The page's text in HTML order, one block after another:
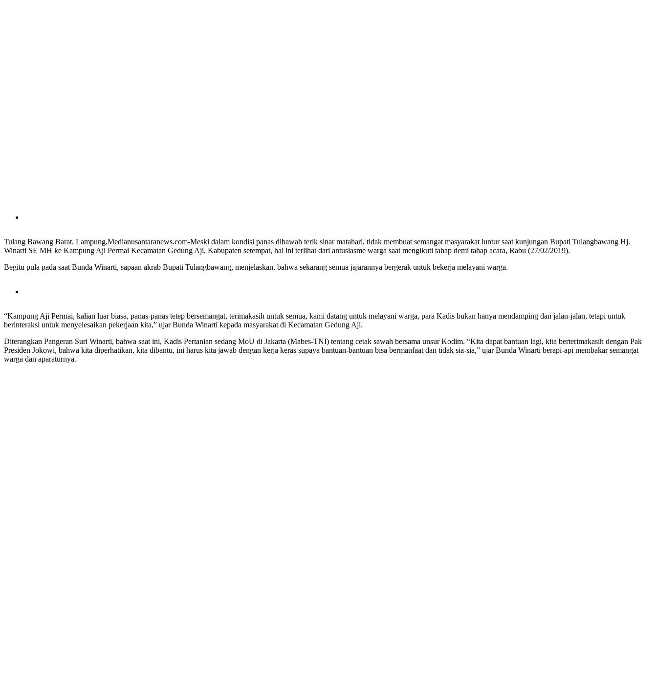
Tulang Bawang Barat, Lampung,Medianusantaranews.com-Meski dalam kondisi panas dibawah terik sinar matahari, tidak membuat semangat masyarakat luntur saat kunjungan Bupati Tulangbawang Hj.
Winarti SE MH ke Kampung Aji Permai Kecamatan Gedung Aji, Kabupaten setempat, hal ini terlihat dari antusiasme warga saat mengikuti tahap demi tahap acara, Rabu (27/02/2019).
Begitu pula pada saat Bunda Winarti, sapaan akrab Bupati Tulangbawang, menjelaskan, bahwa sekarang semua jajarannya bergerak untuk bekerja melayani warga.
“Kampung Aji Permai, kalian luar biasa, panas-panas tetep bersemangat, terimakasih untuk semua, kami datang untuk melayani warga, para Kadis bukan hanya mendamping dan jalan-jalan, tetapi untuk
berinteraksi untuk menyelesaikan pekerjaan kita,” ujar Bunda Winarti kepada masyarakat di Kecamatan Gedung Aji.
Diterangkan Pangeran Suri Winarti, bahwa saat ini, Kadis Pertanian sedang MoU di Jakarta (Mabes-TNI) tentang cetak sawah bersama unsur Kodim. “Kita dapat bantuan lagi, kita berterimakasih dengan Pak
Presiden Jokowi, bahwa kita diperhatikan, kita dibantu, ini harus kita jawab dengan kerja keras supaya bantuan-bantuan bisa bermanfaat dan tidak sia-sia,” ujar Bunda Winarti berapi-api membakar semangat
warga dan aparaturnya.